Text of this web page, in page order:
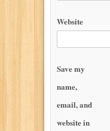
Website
Save my
name,
email, and
website in